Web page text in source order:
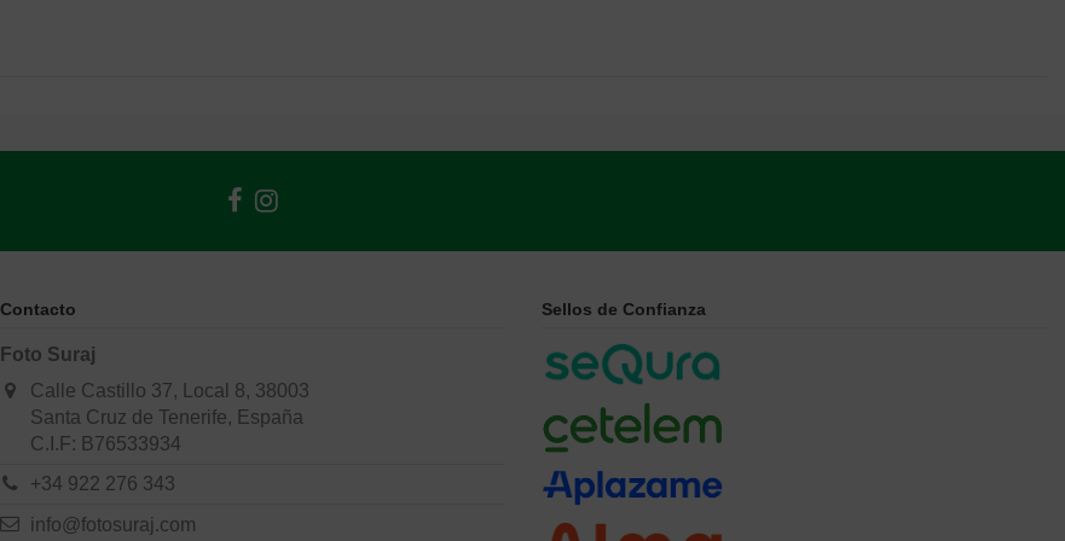
Contacto
Foto Suraj
Calle Castillo 37, Local 8, 38003
Santa Cruz de Tenerife, España
C.I.F: B76533934
+34 922 276 343
info@fotosuraj.com
Sellos de Confianza